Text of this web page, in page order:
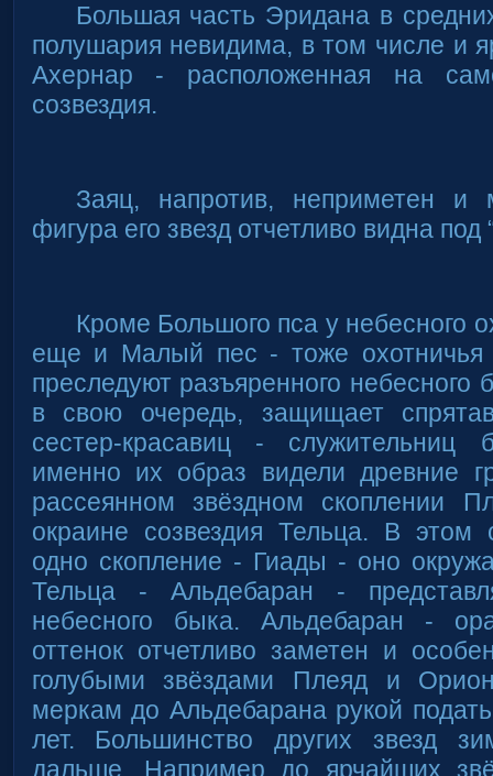
Большая часть Эридана в
полушария невидима, в том числе и
Ахернар - расположенная на
созвездия.
Заяц, напротив, неприметен и
фигура его звезд отчетливо видна
Кроме Большого пса у небесного
еще и Малый пес - тоже охотничья
преследуют разъяренного небесного
в свою очередь, защищает
сестер-красавиц -
именно их образ видели древние
рассеянном звёздном скоплении
окраине созвездия Тельца. В этом
одно скопление - Гиады - оно
Тельца - Альдебаран -
небесного быка. Альдебаран -
оттенок отчетливо заметен и
голубыми звёздами Плеяд и
меркам до Альдебарана рукой
лет. Большинство других звезд
дальше. Например до ярчайших